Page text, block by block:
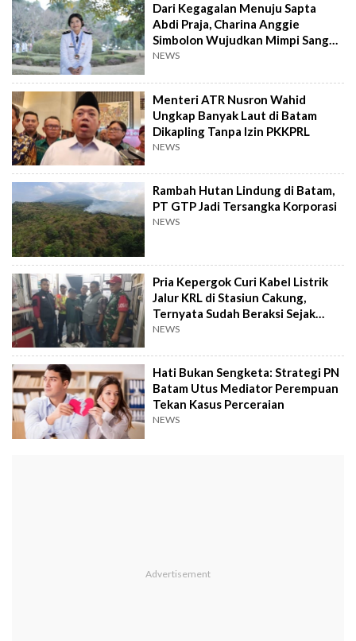
Dari Kegagalan Menuju Sapta
Abdi Praja, Charina Anggie
Simbolon Wujudkan Mimpi Sang
Ayah
NEWS
Menteri ATR Nusron Wahid
Ungkap Banyak Laut di Batam
Dikapling Tanpa Izin PKKPRL
NEWS
Rambah Hutan Lindung di Batam,
PT GTP Jadi Tersangka Korporasi
NEWS
Pria Kepergok Curi Kabel Listrik
Jalur KRL di Stasiun Cakung,
Ternyata Sudah Beraksi Sejak
2020
NEWS
Hati Bukan Sengketa: Strategi PN
Batam Utus Mediator Perempuan
Tekan Kasus Perceraian
NEWS